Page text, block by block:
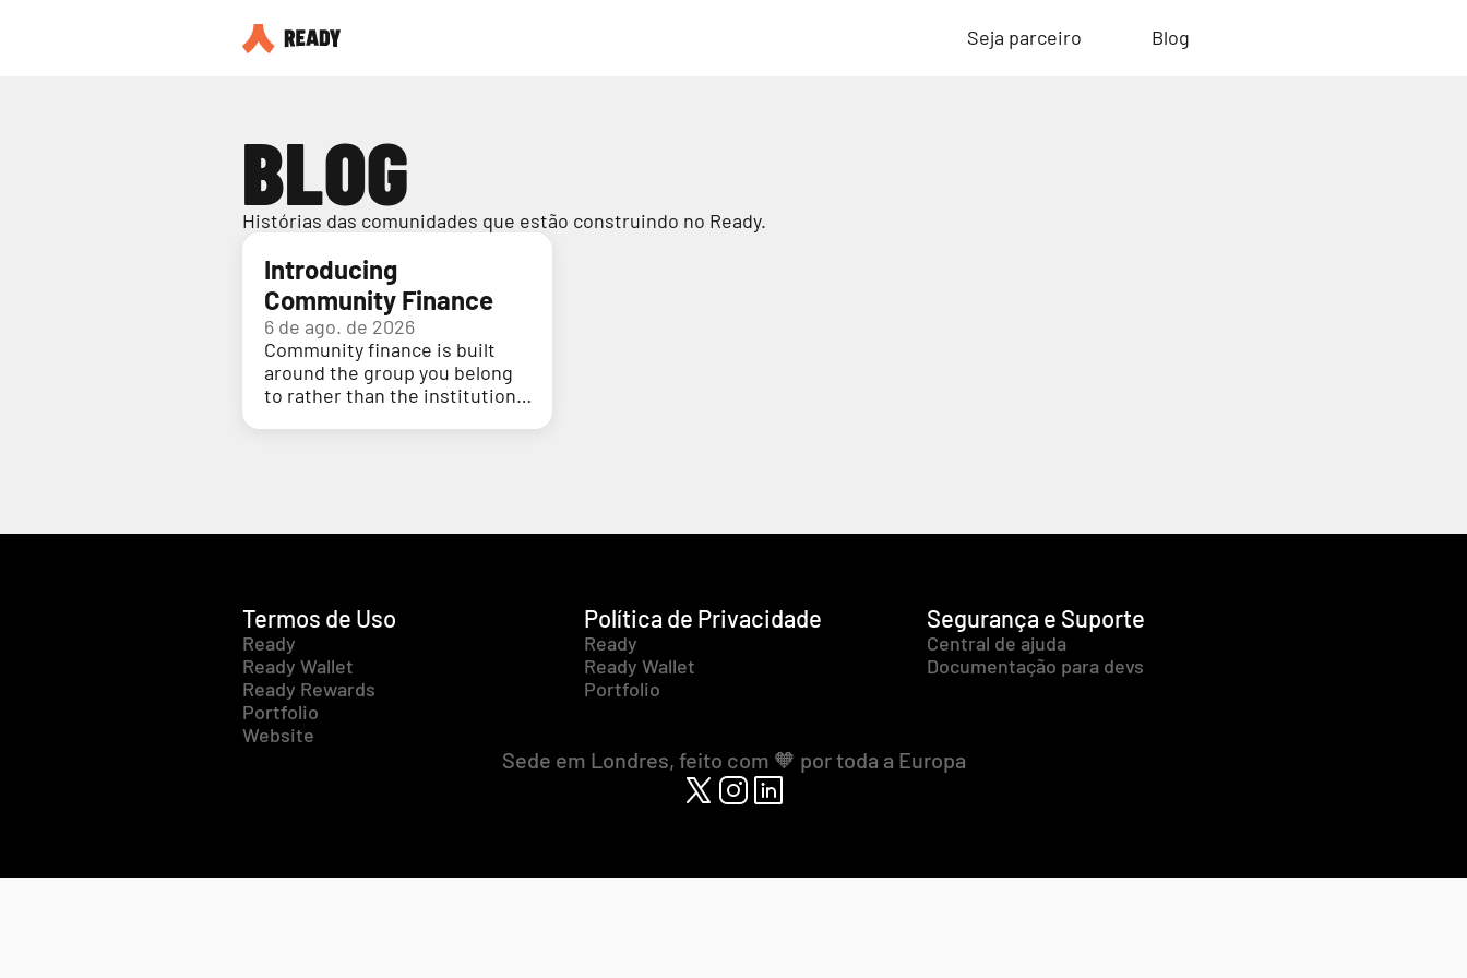
Seja parceiro Blog
BLOG
Histórias das comunidades que estão construindo no Ready.
Introducing
Community Finance
6 de ago. de 2026
Community finance is built
around the group you belong
to rather than the institution
Termos de Uso
Ready
Ready Wallet
Ready Rewards
Portfolio
Website
Política de Privacidade
Ready
Ready Wallet
Portfolio
Segurança e Suporte
Central de ajuda
Documentação para devs
Sede em Londres, feito com 🧡 por toda a Europa